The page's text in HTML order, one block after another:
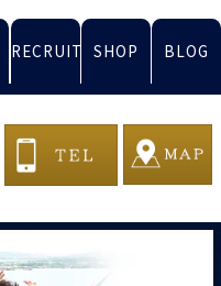
RECRUIT SHOP BLOG